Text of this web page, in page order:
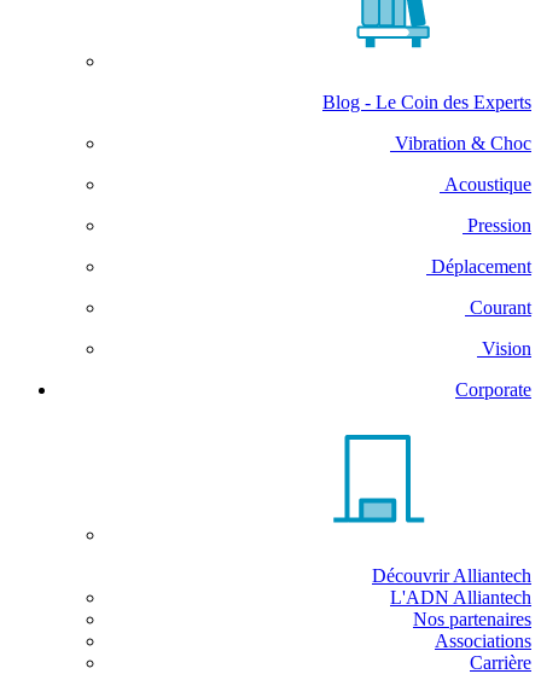
Blog - Le Coin des Experts
Vibration & Choc
Acoustique
Pression
Déplacement
Courant
Vision
Corporate
Découvrir Alliantech
L'ADN Alliantech
Nos partenaires
Associations
Carrière